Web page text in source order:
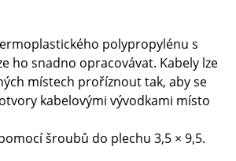
polypropylénu s
ho snadno opracovávat. Kabely lze
místech proříznout tak, aby se
kabelovými vývodkami místo
šroubů do plechu 3,5 × 9,5.